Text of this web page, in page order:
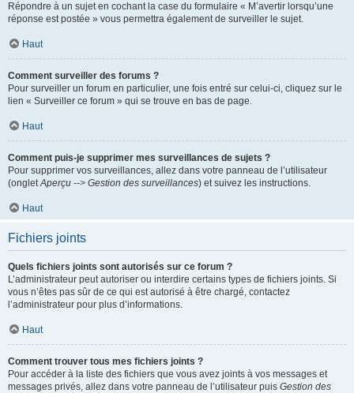
Répondre à un sujet en cochant la case du formulaire « M’avertir lorsqu’une
réponse est postée » vous permettra également de surveiller le sujet.
Haut
Comment surveiller des forums ?
Pour surveiller un forum en particulier, une fois entré sur celui-ci, cliquez sur le
lien « Surveiller ce forum » qui se trouve en bas de page.
Haut
Comment puis-je supprimer mes surveillances de sujets ?
Pour supprimer vos surveillances, allez dans votre panneau de l’utilisateur
(ongletAperçu --> Gestion des surveillances) et suivez les instructions.
Haut
Fichiers joints
Quels fichiers joints sont autorisés sur ce forum ?
L’administrateur peut autoriser ou interdire certains types de fichiers joints. Si
vous n’êtes pas sûr de ce qui est autorisé à être chargé, contactez
l’administrateur pour plus d’informations.
Haut
Comment trouver tous mes fichiers joints ?
Pour accéder à la liste des fichiers que vous avez joints à vos messages et
messages privés, allez dans votre panneau de l’utilisateur puis Gestion des